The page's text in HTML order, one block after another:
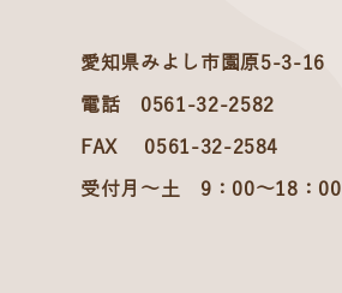
愛知県みよし市園原5-3-16
電話 0561-32-2582
FAX 0561-32-2584
受付月～土 9：00～18：00